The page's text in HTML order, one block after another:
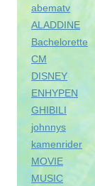
abematv
ALADDINE
Bachelorette
CM
DISNEY
ENHYPEN
GHIBILI
johnnys
kamenrider
MOVIE
MUSIC